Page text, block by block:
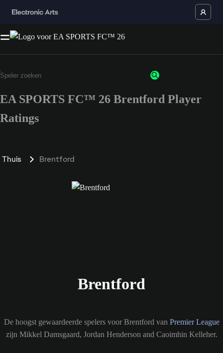
EA SPORTS FC™ 26 Brentford Player
Ratings
Thuis Brentford
Brentford
De hoogst gewaardeerde spelers voor Brentford van Premier League
zijn Mikkel Damsgaard, Jordan Henderson and Caoimhin Kelleher.